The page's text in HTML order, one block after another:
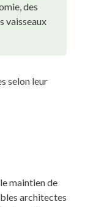
des
vaisseaux
selon leur
maintien de
architectes